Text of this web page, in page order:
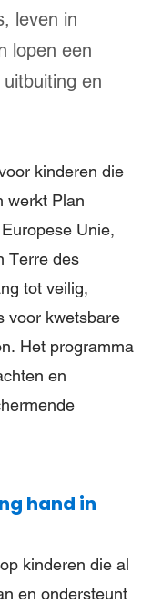
leven in
lopen een
en
kinderen die
werkt Plan
Unie,
Terre des
tot veilig,
voor kwetsbare
Het programma
en
hand in
kinderen die al
en ondersteunt